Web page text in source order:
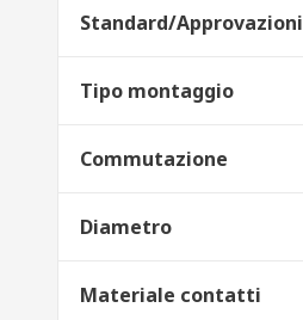
Standard/Approvazioni
Tipo montaggio
Commutazione
Diametro
Materiale contatti